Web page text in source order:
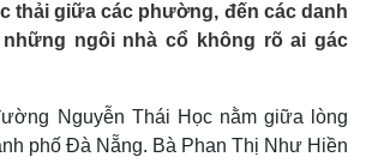
thải giữa các phường, đến các danh
những ngôi nhà cổ không rõ ai gác
Nguyễn Thái Học nằm giữa lòng
phố Đà Nẵng. Bà Phan Thị Như Hiền